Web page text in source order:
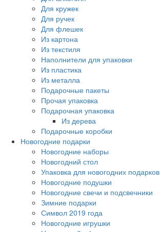
Для кружек
Для ручек
Для флешек
Из картона
Из текстиля
Наполнители для упаковки
Из пластика
Из металла
Подарочные пакеты
Прочая упаковка
Подарочная упаковка
Из дерева
Подарочные коробки
Новогодние подарки
Новогодние наборы
Новогодний стол
Упаковка для новогодних подарков
Новогодние подушки
Новогодние свечи и подсвечники
Зимние подарки
Символ 2019 года
Новогодние игрушки